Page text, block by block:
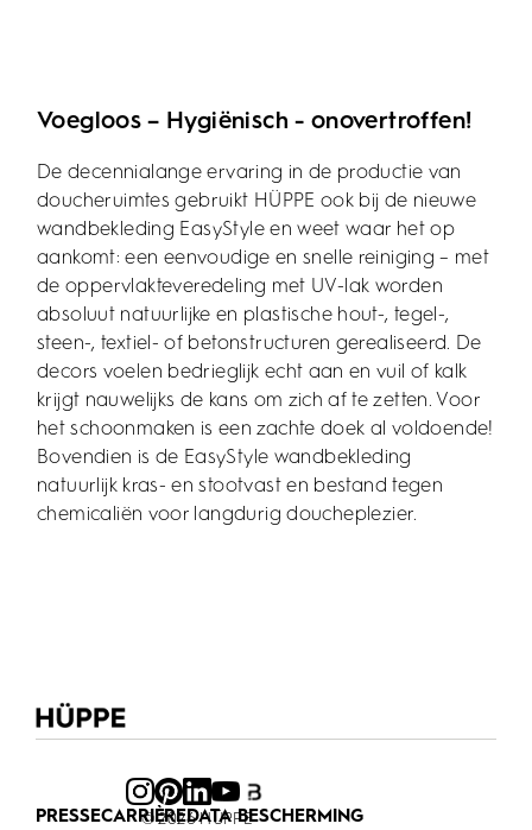
Voegloos – Hygiënisch - onovertroffen!
De decennialange ervaring in de productie van
doucheruimtes gebruikt HÜPPE ook bij de nieuwe
wandbekleding EasyStyle en weet waar het op
aankomt: een eenvoudige en snelle reiniging – met
de oppervlakteveredeling met UV-lak worden
absoluut natuurlijke en plastische hout-, tegel-,
steen-, textiel- of betonstructuren gerealiseerd. De
decors voelen bedrieglijk echt aan en vuil of kalk
krijgt nauwelijks de kans om zich af te zetten. Voor
het schoonmaken is een zachte doek al voldoende!
Bovendien is de EasyStyle wandbekleding
natuurlijk kras- en stootvast en bestand tegen
chemicaliën voor langdurig doucheplezier.
PRESSECARRIÈREDATA BESCHERMING
© 2026 HÜPPE